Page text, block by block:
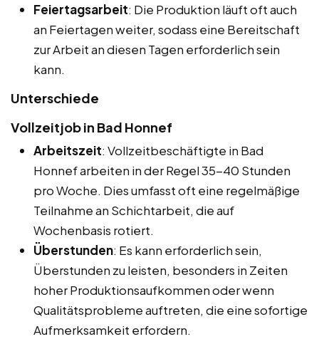
Feiertagsarbeit: Die Produktion läuft oft auch
an Feiertagen weiter, sodass eine Bereitschaft
zur Arbeit an diesen Tagen erforderlich sein
kann.
Unterschiede
Vollzeitjob in Bad Honnef
Arbeitszeit: Vollzeitbeschäftigte in Bad
Honnef arbeiten in der Regel 35-40 Stunden
pro Woche. Dies umfasst oft eine regelmäßige
Teilnahme an Schichtarbeit, die auf
Wochenbasis rotiert.
Überstunden: Es kann erforderlich sein,
Überstunden zu leisten, besonders in Zeiten
hoher Produktionsaufkommen oder wenn
Qualitätsprobleme auftreten, die eine sofortige
Aufmerksamkeit erfordern.